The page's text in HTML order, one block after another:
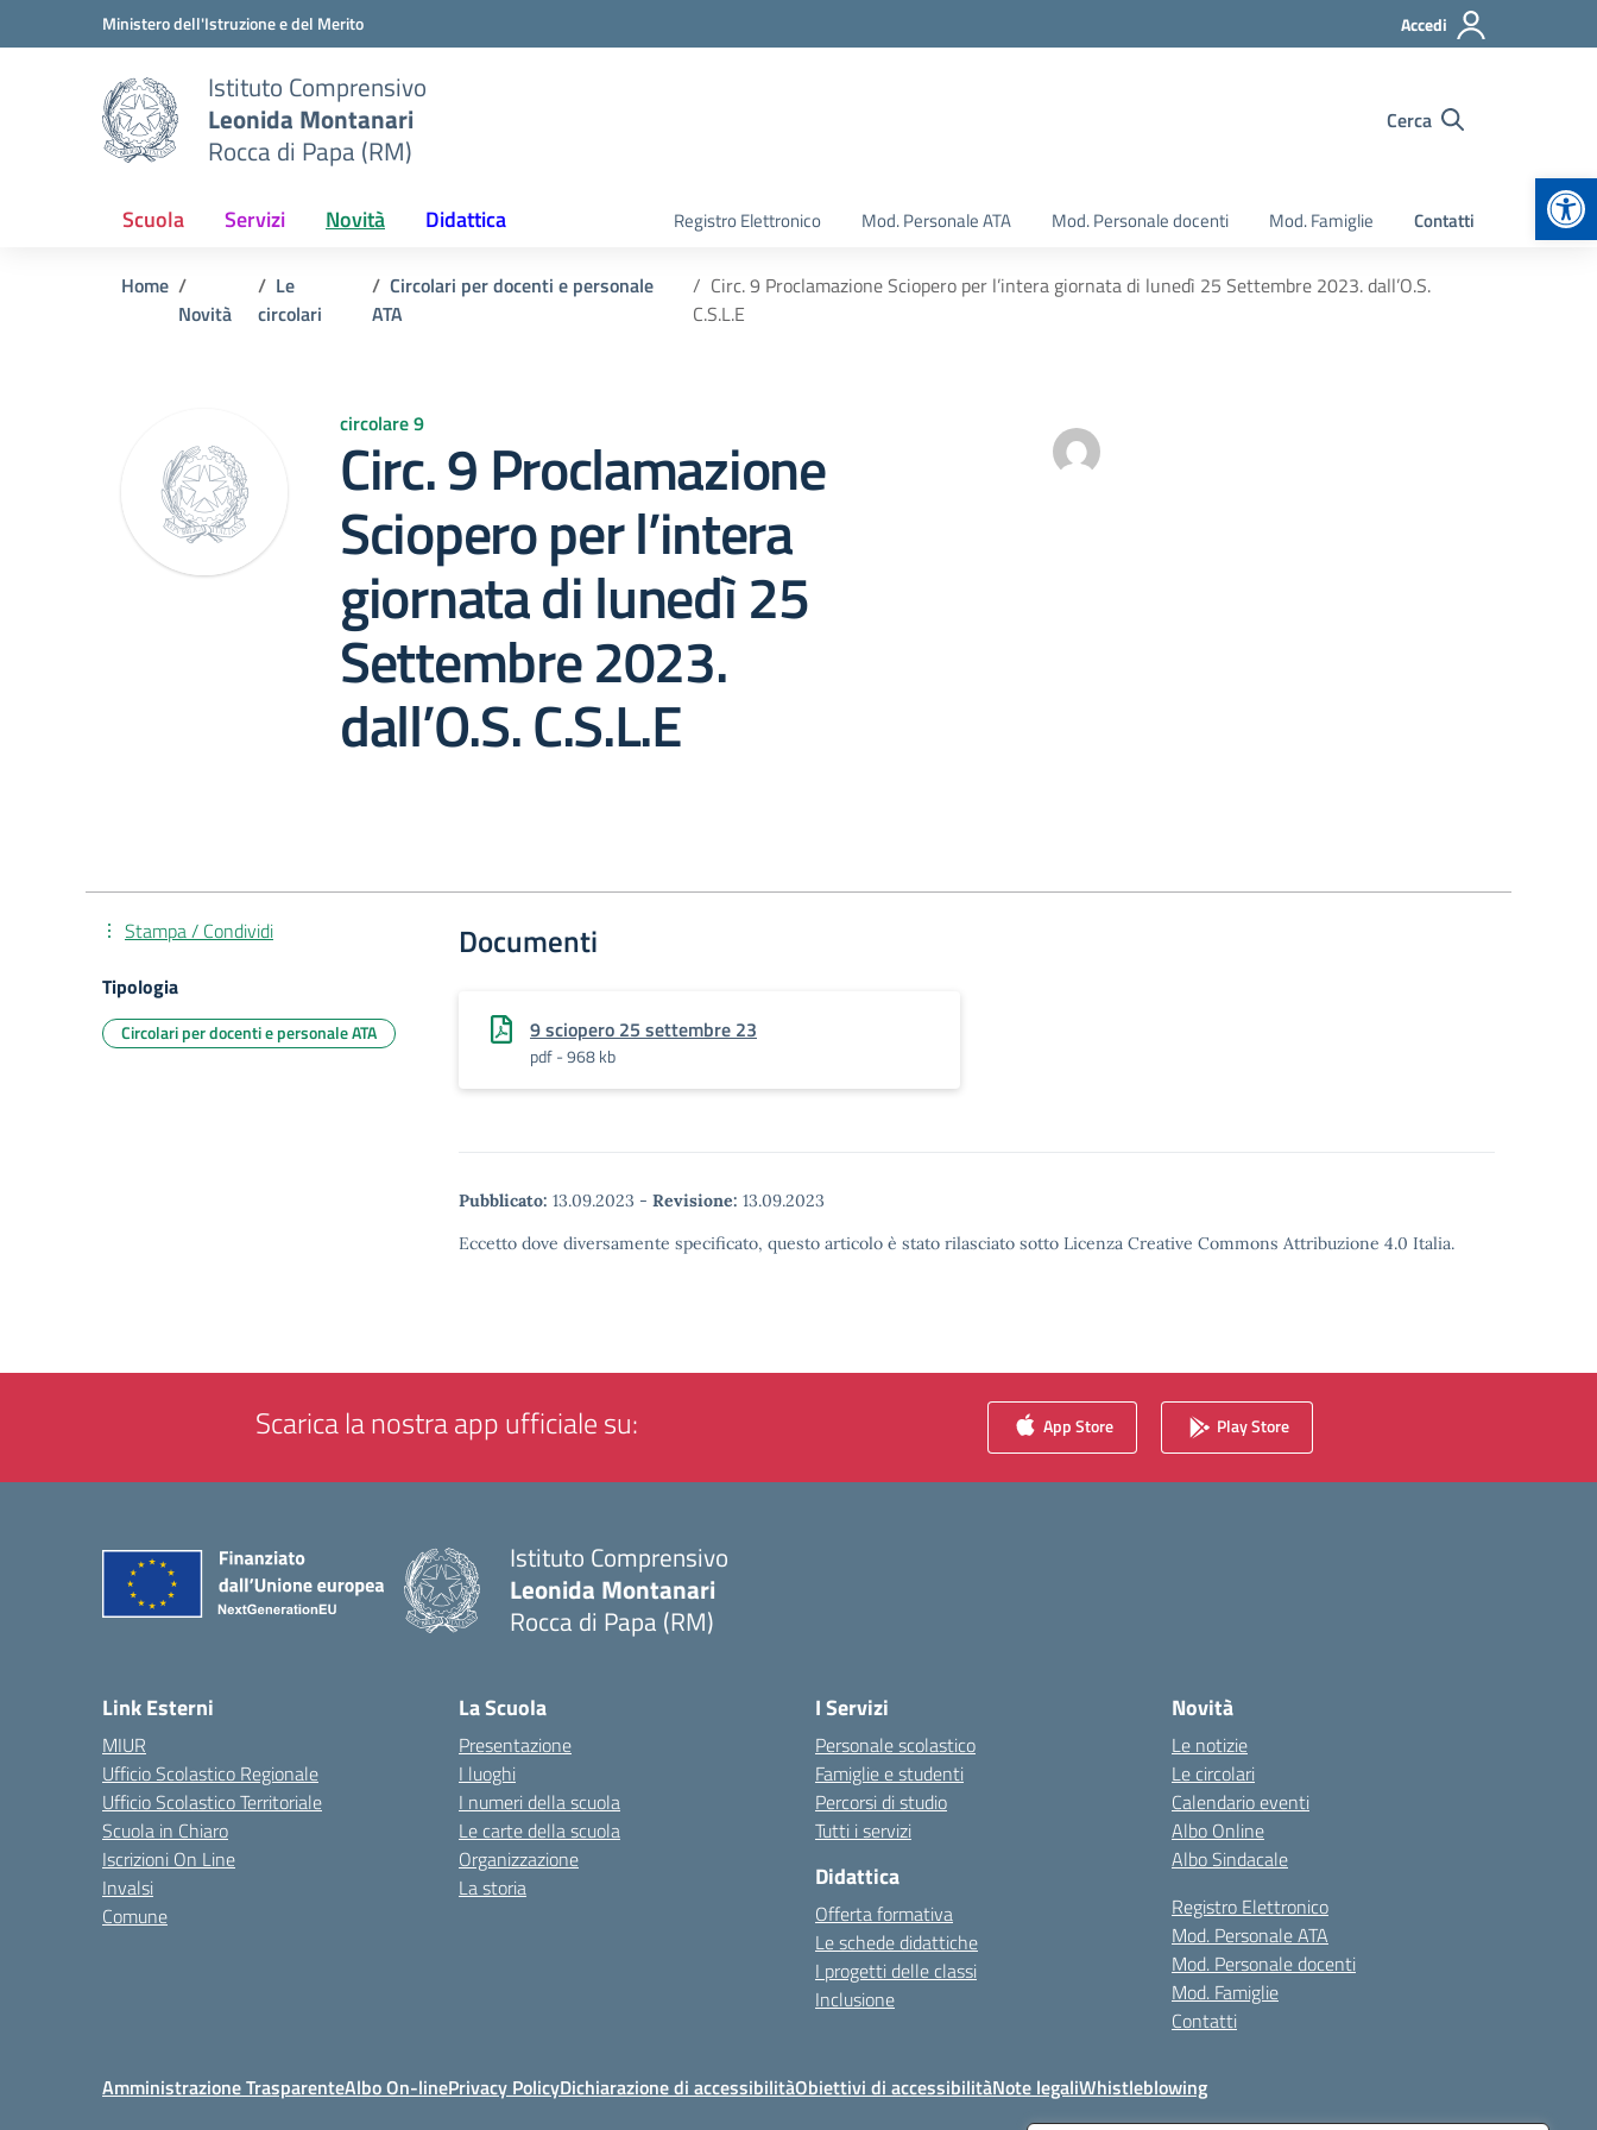
Vai ai contenuti
Vai al menu di navigazioneMinistero dell'Istruzione e del Merito Accedi
Istituto Comprensivo
Leonida Montanari
Rocca di Papa (RM)
Cerca
Scuola Servizi Novità Didattica Registro Elettronico Mod. Personale ATA Mod. Personale docenti Mod. Famiglie Contatti
Home
Novità
Le
circolari
Circolari per docenti e personale
ATA
Circ. 9 Proclamazione Sciopero per l’intera giornata di lunedì 25 Settembre 2023. dall’O.S.
C.S.L.E
circolare 9
Circ. 9 Proclamazione
Sciopero per l’intera
giornata di lunedì 25
Settembre 2023.
dall’O.S. C.S.L.E
Documenti
9 sciopero 25 settembre 23
pdf - 968 kb
Pubblicato: 13.09.2023 - Revisione: 13.09.2023
Eccetto dove diversamente specificato, questo articolo è stato rilasciato sotto Licenza Creative Commons Attribuzione 4.0 Italia.
Stampa / Condividi
Tipologia
Circolari per docenti e personale ATA
Scarica la nostra app ufficiale su: App Store Play Store
Istituto Comprensivo
Leonida Montanari
Rocca di Papa (RM)
Link Esterni
MIUR
Ufficio Scolastico Regionale
Ufficio Scolastico Territoriale
Scuola in Chiaro
Iscrizioni On Line
Invalsi
Comune
La Scuola
Presentazione
I luoghi
I numeri della scuola
Le carte della scuola
Organizzazione
La storia
I Servizi
Personale scolastico
Famiglie e studenti
Percorsi di studio
Tutti i servizi
Didattica
Offerta formativa
Le schede didattiche
I progetti delle classi
Inclusione
Novità
Le notizie
Le circolari
Calendario eventi
Albo Online
Albo Sindacale
Registro Elettronico
Mod. Personale ATA
Mod. Personale docenti
Mod. Famiglie
Contatti
Amministrazione TrasparenteAlbo On-linePrivacy PolicyDichiarazione di accessibilitàObiettivi di accessibilitàNote legaliWhistleblowing